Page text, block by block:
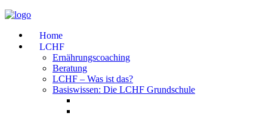
Home
LCHF
Ernährungscoaching
Beratung
LCHF – Was ist das?
Basiswissen: Die LCHF Grundschule